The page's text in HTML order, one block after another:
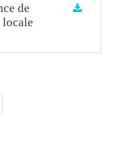
de
locale